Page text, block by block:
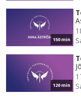
150 min
120 min